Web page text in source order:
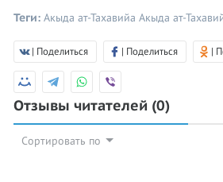
Теги: Акыда ат-Тахавийа Акыда ат-
| Поделиться | Поделиться |
Отзывы читателей (0)
Сортировать по